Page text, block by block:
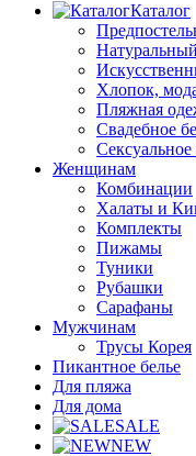
Каталог
Хлопок,
Пляжная
Свадебное
Сексуальное
Женщинам
Комбинации
Халаты и
Комплекты
Пижамы
Туники
Рубашки
Сарафаны
Мужчинам
Трусы Корея
Пикантное белье
Для пляжа
Для дома
SALE
NEW